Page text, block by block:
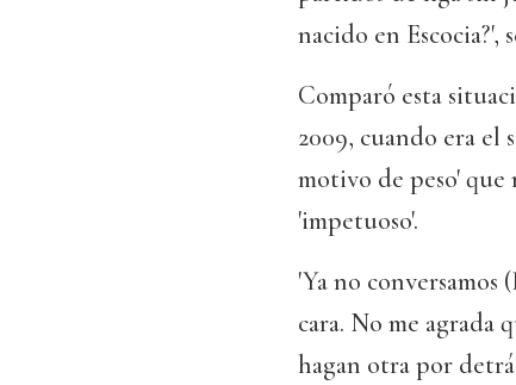
nacido en Escocia?',
Comparó esta
2009, cuando era
motivo de peso' que
'impetuoso'.
'Ya no conversamos
cara. No me agrada
hagan otra por